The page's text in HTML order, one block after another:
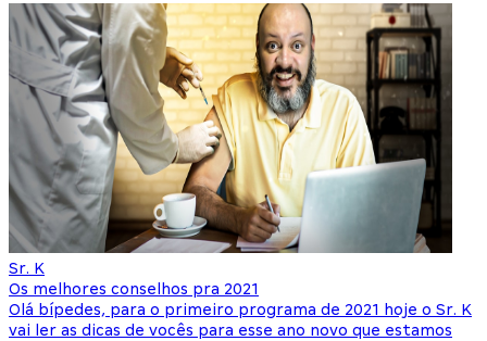
Sr. K
Os melhores conselhos pra 2021
Olá bípedes, para o primeiro programa de 2021 hoje o Sr. K
vai ler as dicas de vocês para esse ano novo que estamos